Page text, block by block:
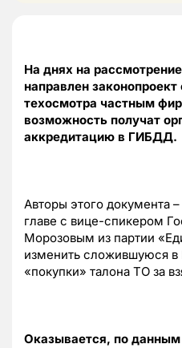
На днях на
направлен
техосмотра частным
возможность получат
аккредитацию в ГИБДД.
Авторы этого документа
главе с вице-спикером
Морозовым из партии
изменить сложившуюся в
«покупки» талона ТО за
Оказывается, по